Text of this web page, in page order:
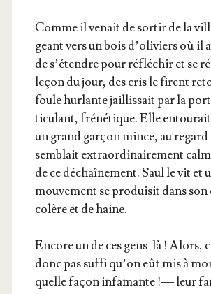
Comme il venait de sor­tir de la
geant vers un bois d’o­li­viers où il
de s’é­tendre pour réflé­chir et se
leçon du jour, des cris le firent
foule hur­lante jaillis­sait par la
ti­cu­lant, fré­né­tique. Elle
un grand gar­çon mince, au
sem­blait extra­or­di­nai­re­ment
de ce déchaî­ne­ment. Saul le vit et
mou­ve­ment se pro­dui­sit dans
colère et de haine.
Encore un de ces gens-là ! Alors,
donc pas suf­fi qu’on eût mis à
quelle façon infa­mante !— leur